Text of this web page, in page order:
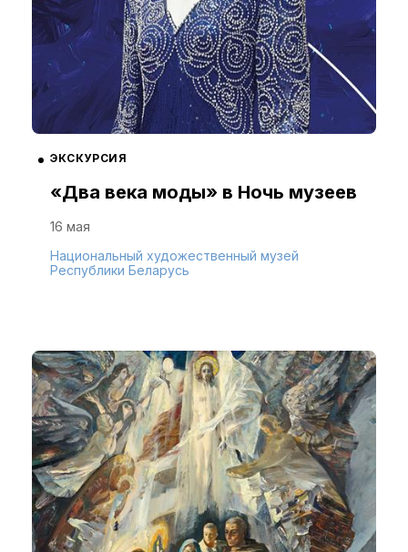
ЭКСКУРСИЯ
«Два века моды» в Ночь музеев
16 мая
Национальный художественный музей
Республики Беларусь